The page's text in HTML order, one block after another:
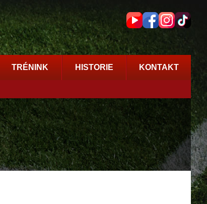
TRÉNINK HISTORIE KONTAKT